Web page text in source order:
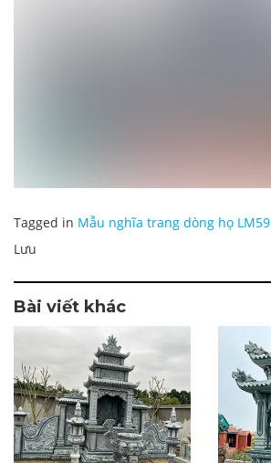
Tagged in Mẫu nghĩa trang dòng họ LM59
Lưu
Bài viết khác